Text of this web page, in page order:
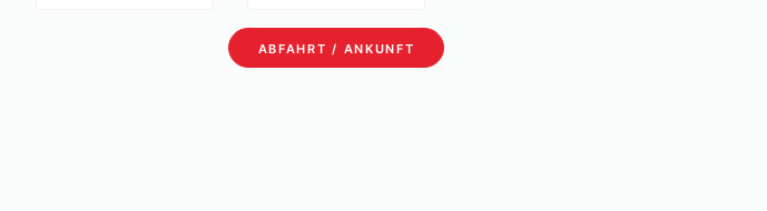
ABFAHRT / ANKUNFT